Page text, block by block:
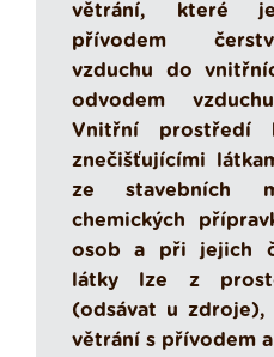
větrání, které je
přívodem
vzduchu do
odvodem
Vnitřní prostředí
znečišťujícími
ze stavebních
chemických
osob a při jejich
látky lze z
(odsávat u
větrání s přívodem